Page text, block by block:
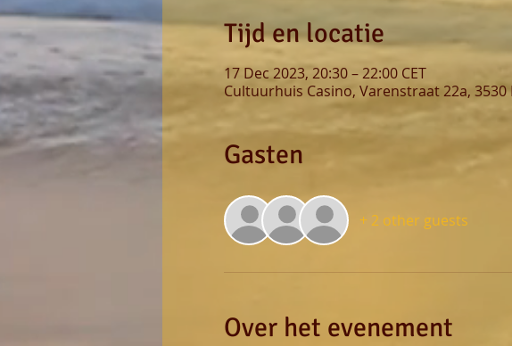
Tijd en locatie
17 Dec 2023, 20:30 – 22:00 CET
Cultuurhuis Casino, Varenstraat 22a,
Gasten
+ 2 other guests
Over het evenement